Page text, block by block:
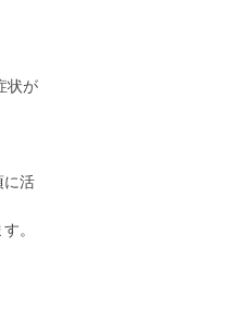
状が
に活
。